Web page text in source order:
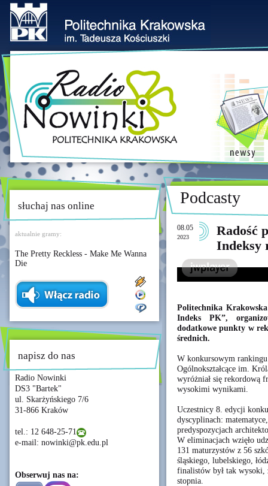
słuchaj nas online
aktualnie gramy:
The Pretty Reckless - Make Me Wanna
Die
napisz do nas
Radio Nowinki
DS3 "Bartek"
ul. Skarżyńskiego 7/6
31-866 Kraków
tel.: 12 648-25-71
e-mail: nowinki@pk.edu.pl
Obserwuj nas na:
Podcasty
08.05
2023
Radość
Indeksy
Politechnika
Indeks PK”,
dodatkowe punkty w
średnich.
W konkursowym
Ogólnokształcące im.
wyróżniał się rekordową
wysokimi wynikami.
Uczestnicy 8. edycji
dyscyplinach:
predyspozycjach
W eliminacjach wzięło
131 maturzystów z 56
śląskiego, lubelskiego,
finalistów był tak
stopnia.